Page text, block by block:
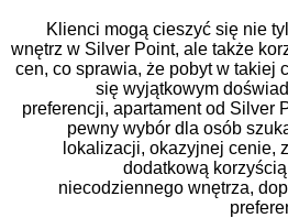
Klienci mogą cieszyć się nie
wnętrz w Silver Point, ale także
cen, co sprawia, że pobyt w takiej
się wyjątkowym
preferencji, apartament od Silver
pewny wybór dla osób
lokalizacji, okazyjnej cenie,
dodatkową
niecodziennego wnętrza,